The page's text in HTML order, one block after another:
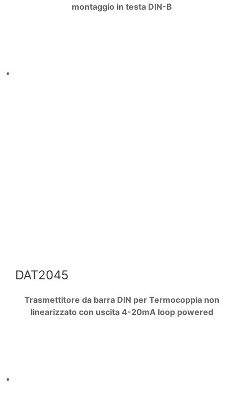
montaggio in testa DIN-B
DAT2045
Trasmettitore da barra DIN per Termocoppia non
linearizzato con uscita 4-20mA loop powered